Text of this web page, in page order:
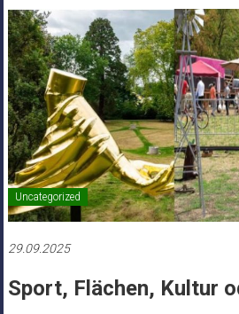
Uncategorized
29.09.2025
Sport, Flächen, Kultur